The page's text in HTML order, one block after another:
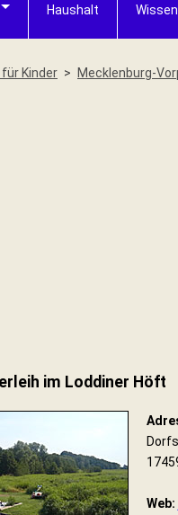
Haushalt
Kinder Mecklenburg-
im Loddiner Höft
Web: